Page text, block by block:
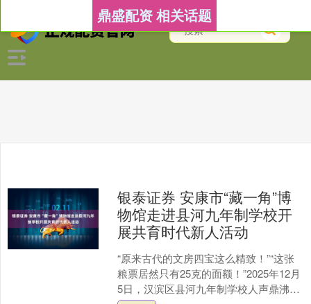
鼎盛配资 相关话题
银泰证券 安康市“藏一角”博
物馆走进县河九年制学校开
展共育时代新人活动
“原来古代的文房四宝这么精致！”“这张
粮票居然只有25克的面额！”2025年12月
5日，汉滨区县河九年制学校人声鼎沸、